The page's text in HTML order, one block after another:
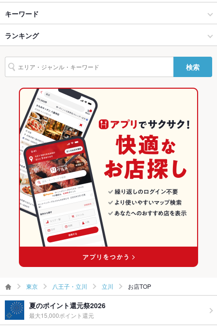
Wi-Fi あり
バリアフリ
ー
なし ：バリアフリーではございませんが荷物の持ち運びなどス
ェクタ
英語メニュ
あり
その他設備 マイク・TVモニター・音響設備等完備。貸切なら無料でＯＫ
その他
飲み放題
あり ：ビール、ワイン、焼酎、梅酒、ハイボール、カクテル30
種、ノンアルカクテル15種、ソフトドリンク5種
食べ放題 なし
カクテル充実、ワイン充実
お子様連れ歓迎 ：女性に人気のお店だからこその空間♪
グパーティ
結婚式二次会大歓迎♪結婚式場からも紹介頂いている当店なら
お祝い・サ
プライズ対
応
八王子・立川 × イタリアン・フレンチ
八王子・立川 × イタリアン
立川駅 × イタリアン・フレンチ
立川駅 × イタリアン
洋・和洋・各国料理・その他
八王子・立川 × 居酒屋
八王子・立川 × 洋・和洋・各国料理・その他
立川駅 × 居酒屋
立川駅 × 洋・和洋・各国料理・その他
立川 × イタリアン・フレンチ
立川 × イタリアン
立川 × 居酒屋
立川 × 洋・和洋・各国料理・その他
東京 × イタリアン・フレンチ
東京 × イタリアン
東京 × 居酒屋
東京 × 洋・和洋・各国料理・その他
立川駅
立川北駅
八王子駅
キーワード
からあげ
タリアータ ピザ マルゲリータ アヒージョ
ランキング
東京のグルメランキング
東京のイタリアン・フレンチランキング
東京のイタリアンランキング
八王子・立川のグルメランキング
八王子・立川のイタリアン・フレンチランキング
八王子・立川のイタリアンランキング
立川のグルメランキング
立川のイタリアン・フレンチランキング
立川のイタリアンランキング
検索
東京 八王子・立川 立川 お店TOP
夏のポイント還元祭2026
最大15,000ポイント還元